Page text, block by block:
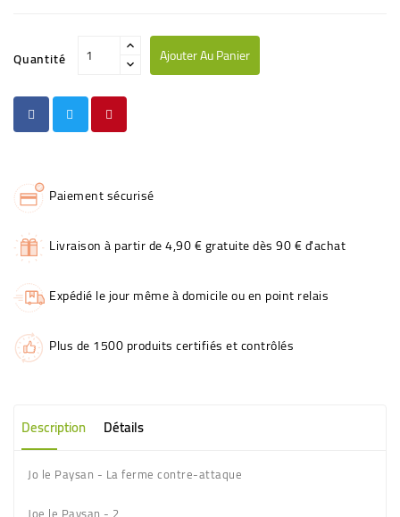
Quantité Ajouter Au Panier
Paiement sécurisé
Livraison à partir de 4,90 € gratuite dès 90 € d'achat
Expédié le jour même à domicile ou en point relais
Plus de 1500 produits certifiés et contrôlés
Description Détails
Jo le Paysan - La ferme contre-attaque